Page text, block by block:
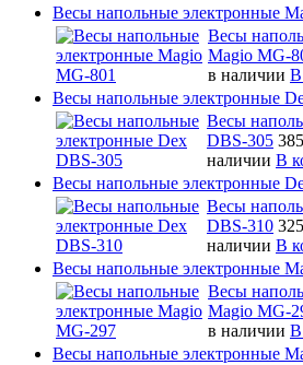
Весы напольные электронные
Весы
Magio MG-
в наличии В
Весы напольные электронные
Весы
DBS-305
наличии В
Весы напольные электронные
Весы
DBS-310
наличии В
Весы напольные электронные
Весы
Magio MG-
в наличии В
Весы напольные электронные